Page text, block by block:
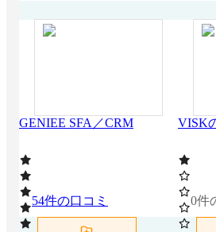
GENIEE SFA／CRM
54件の口コミ
VISK
0件